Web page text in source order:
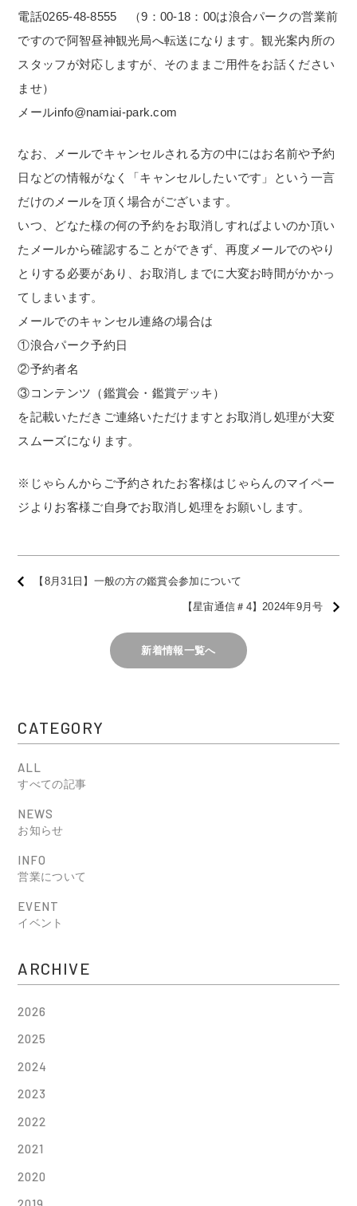
電話0265-48-8555 （9：00-18：00は浪合パークの営業前
ですので阿智昼神観光局へ転送になります。観光案内所の
スタッフが対応しますが、そのままご用件をお話ください
ませ）
メールinfo@namiai-park.com
なお、メールでキャンセルされる方の中にはお名前や予約
日などの情報がなく「キャンセルしたいです」という一言
だけのメールを頂く場合がございます。
いつ、どなた様の何の予約をお取消しすればよいのか頂い
たメールから確認することができず、再度メールでのやり
とりする必要があり、お取消しまでに大変お時間がかかっ
てしまいます。
メールでのキャンセル連絡の場合は
①浪合パーク予約日
②予約者名
③コンテンツ（鑑賞会・鑑賞デッキ）
を記載いただきご連絡いただけますとお取消し処理が大変
スムーズになります。
※じゃらんからご予約されたお客様はじゃらんのマイペー
ジよりお客様ご自身でお取消し処理をお願いします。
【8月31日】一般の方の鑑賞会参加について
新着情報一覧へ
【星宙通信＃4】2024年9月号
CATEGORY
ALL
すべての記事
NEWS
お知らせ
INFO
営業について
EVENT
イベント
ARCHIVE
2026
2025
2024
2023
2022
2021
2020